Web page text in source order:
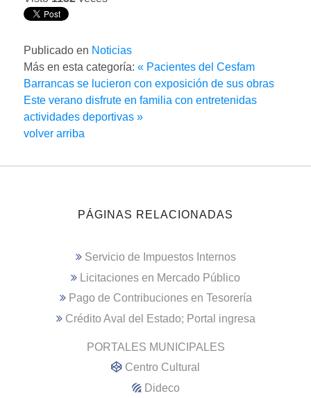
Publicado en Noticias
Más en esta categoría: « Pacientes del Cesfam
Barrancas se lucieron con exposición de sus obras
Este verano disfrute en familia con entretenidas
actividades deportivas »
volver arriba
PÁGINAS RELACIONADAS
Servicio de Impuestos Internos
Licitaciones en Mercado Público
Pago de Contribuciones en Tesorería
Crédito Aval del Estado; Portal ingresa
PORTALES MUNICIPALES
Centro Cultural
Dideco